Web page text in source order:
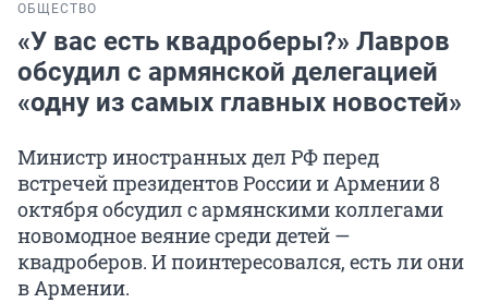
ОБЩЕСТВО
«У вас есть квадроберы?» Лавров
обсудил с армянской делегацией
«одну из самых главных новостей»
Министр иностранных дел РФ перед
встречей президентов России и Армении 8
октября обсудил с армянскими коллегами
новомодное веяние среди детей —
квадроберов. И поинтересовался, есть ли они
в Армении.